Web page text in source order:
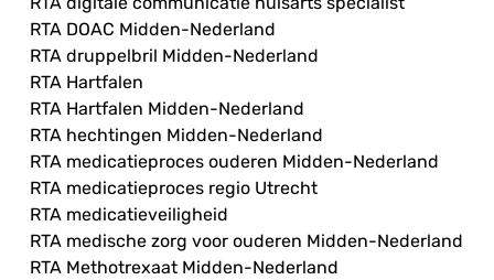
RTA DOAC Midden-Nederland
RTA druppelbril Midden-Nederland
RTA Hartfalen
RTA Hartfalen Midden-Nederland
RTA hechtingen Midden-Nederland
RTA medicatieproces ouderen Midden-Nederland
RTA medicatieproces regio Utrecht
RTA medicatieveiligheid
RTA medische zorg voor ouderen Midden-Nederland
RTA Methotrexaat Midden-Nederland